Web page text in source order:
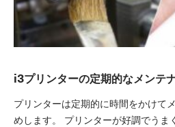
i3プリンターの定期的なメンテ
プリンターは定期的に時間をかけて
めします。 プリンターが好調でうま